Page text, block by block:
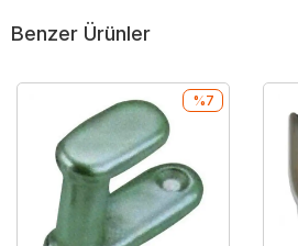
Benzer Ürünler
%7